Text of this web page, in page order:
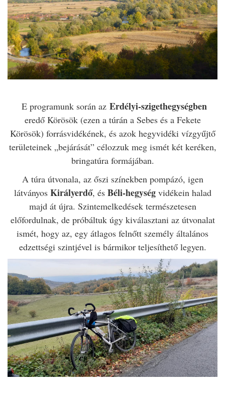
E programunk során az Erdélyi-szigethegységben
eredő Körösök (ezen a túrán a Sebes és a Fekete
Körösök) forrásvidékének, és azok hegyvidéki vízgyűjtő
területeinek „bejárását” célozzuk meg ismét két keréken,
bringatúra formájában.
A túra útvonala, az őszi színekben pompázó, igen
látványos Királyerdő, és Béli-hegységvidékein halad
majd át újra. Szintemelkedések természetesen
előfordulnak, de próbáltuk úgy kiválasztani az útvonalat
ismét, hogy az, egy átlagos felnőtt személy általános
edzettségi szintjével is bármikor teljesíthető legyen.